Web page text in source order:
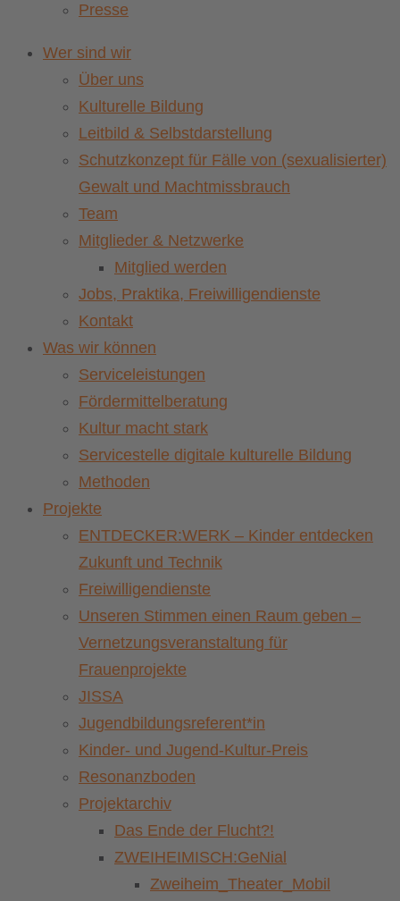
Presse
Wer sind wir
Über uns
Kulturelle Bildung
Leitbild & Selbstdarstellung
Schutzkonzept für Fälle von (sexualisierter)
Gewalt und Machtmissbrauch
Team
Mitglieder & Netzwerke
Mitglied werden
Jobs, Praktika, Freiwilligendienste
Kontakt
Was wir können
Serviceleistungen
Fördermittelberatung
Kultur macht stark
Servicestelle digitale kulturelle Bildung
Methoden
Projekte
ENTDECKER:WERK – Kinder entdecken
Zukunft und Technik
Freiwilligendienste
Unseren Stimmen einen Raum geben –
Vernetzungsveranstaltung für
Frauenprojekte
JISSA
Jugendbildungsreferent*in
Kinder- und Jugend-Kultur-Preis
Resonanzboden
Projektarchiv
Das Ende der Flucht?!
ZWEIHEIMISCH:GeNial
Zweiheim_Theater_Mobil